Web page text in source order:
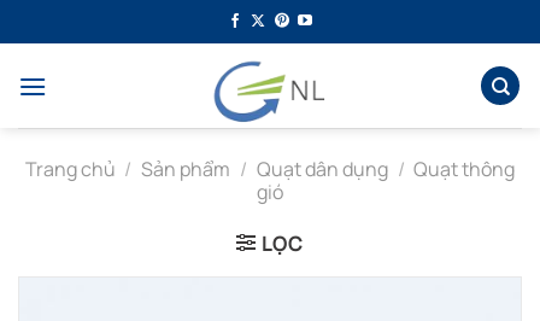
qua
dung
Trang chủ / Sản phẩm / Quạt dân dụng / Quạt thông
gió
LỌC